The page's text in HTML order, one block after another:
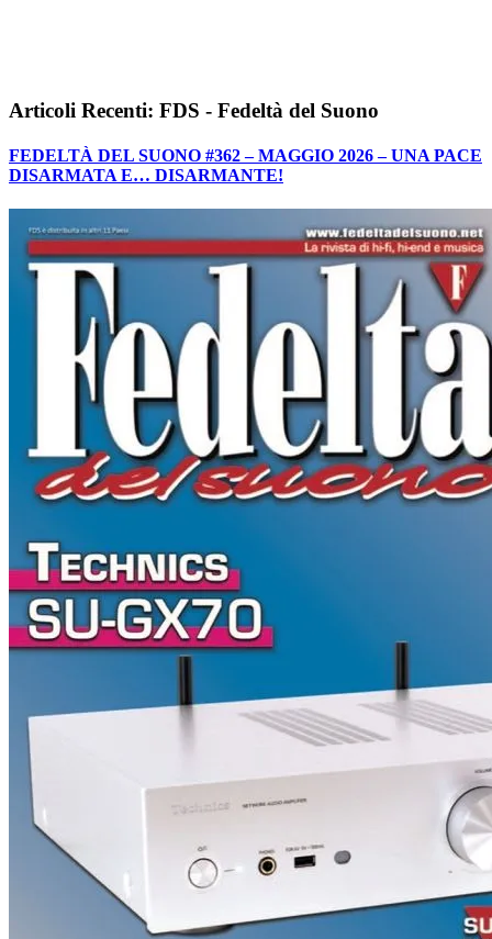
Articoli Recenti: FDS - Fedeltà del Suono
FEDELTÀ DEL SUONO #362 – MAGGIO 2026 – UNA PACE
DISARMATA E… DISARMANTE!